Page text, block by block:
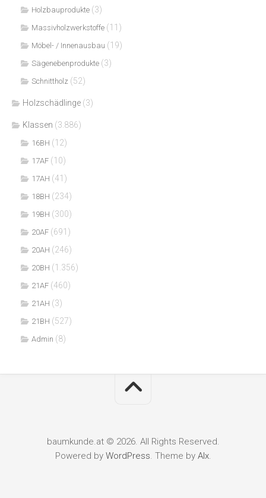
Holzbauprodukte (3)
Massivholzwerkstoffe (11)
Möbel- / Innenausbau (19)
Sägenebenprodukte (3)
Schnittholz (52)
Holzschädlinge (3)
Klassen (3.886)
16BH (12)
17AF (10)
17AH (41)
18BH (234)
19BH (300)
20AF (691)
20AH (246)
20BH (1.356)
21AF (460)
21AH (3)
21BH (527)
Admin (8)
baumkunde.at © 2026. All Rights Reserved.
Powered by WordPress. Theme by Alx.